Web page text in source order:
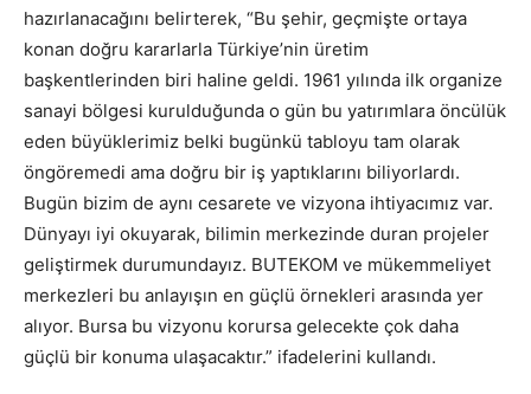
hazırlanacağını belirterek, “Bu şehir, geçmişte ortaya
konan doğru kararlarla Türkiye’nin üretim
başkentlerinden biri haline geldi. 1961 yılında ilk organize
sanayi bölgesi kurulduğunda o gün bu yatırımlara öncülük
eden büyüklerimiz belki bugünkü tabloyu tam olarak
öngöremedi ama doğru bir iş yaptıklarını biliyorlardı.
Bugün bizim de aynı cesarete ve vizyona ihtiyacımız var.
Dünyayı iyi okuyarak, bilimin merkezinde duran projeler
geliştirmek durumundayız. BUTEKOM ve mükemmeliyet
merkezleri bu anlayışın en güçlü örnekleri arasında yer
alıyor. Bursa bu vizyonu korursa gelecekte çok daha
güçlü bir konuma ulaşacaktır.” ifadelerini kullandı.